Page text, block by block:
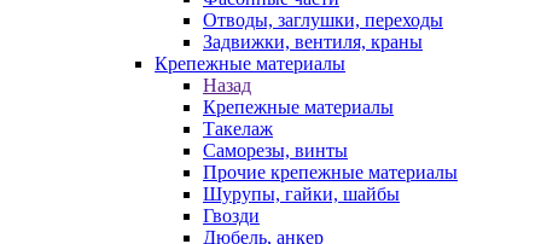
Отводы, заглушки, переходы
Задвижки, вентиля, краны
Крепежные материалы
Назад
Крепежные материалы
Такелаж
Саморезы, винты
Прочие крепежные материалы
Шурупы, гайки, шайбы
Гвозди
Дюбель, анкер